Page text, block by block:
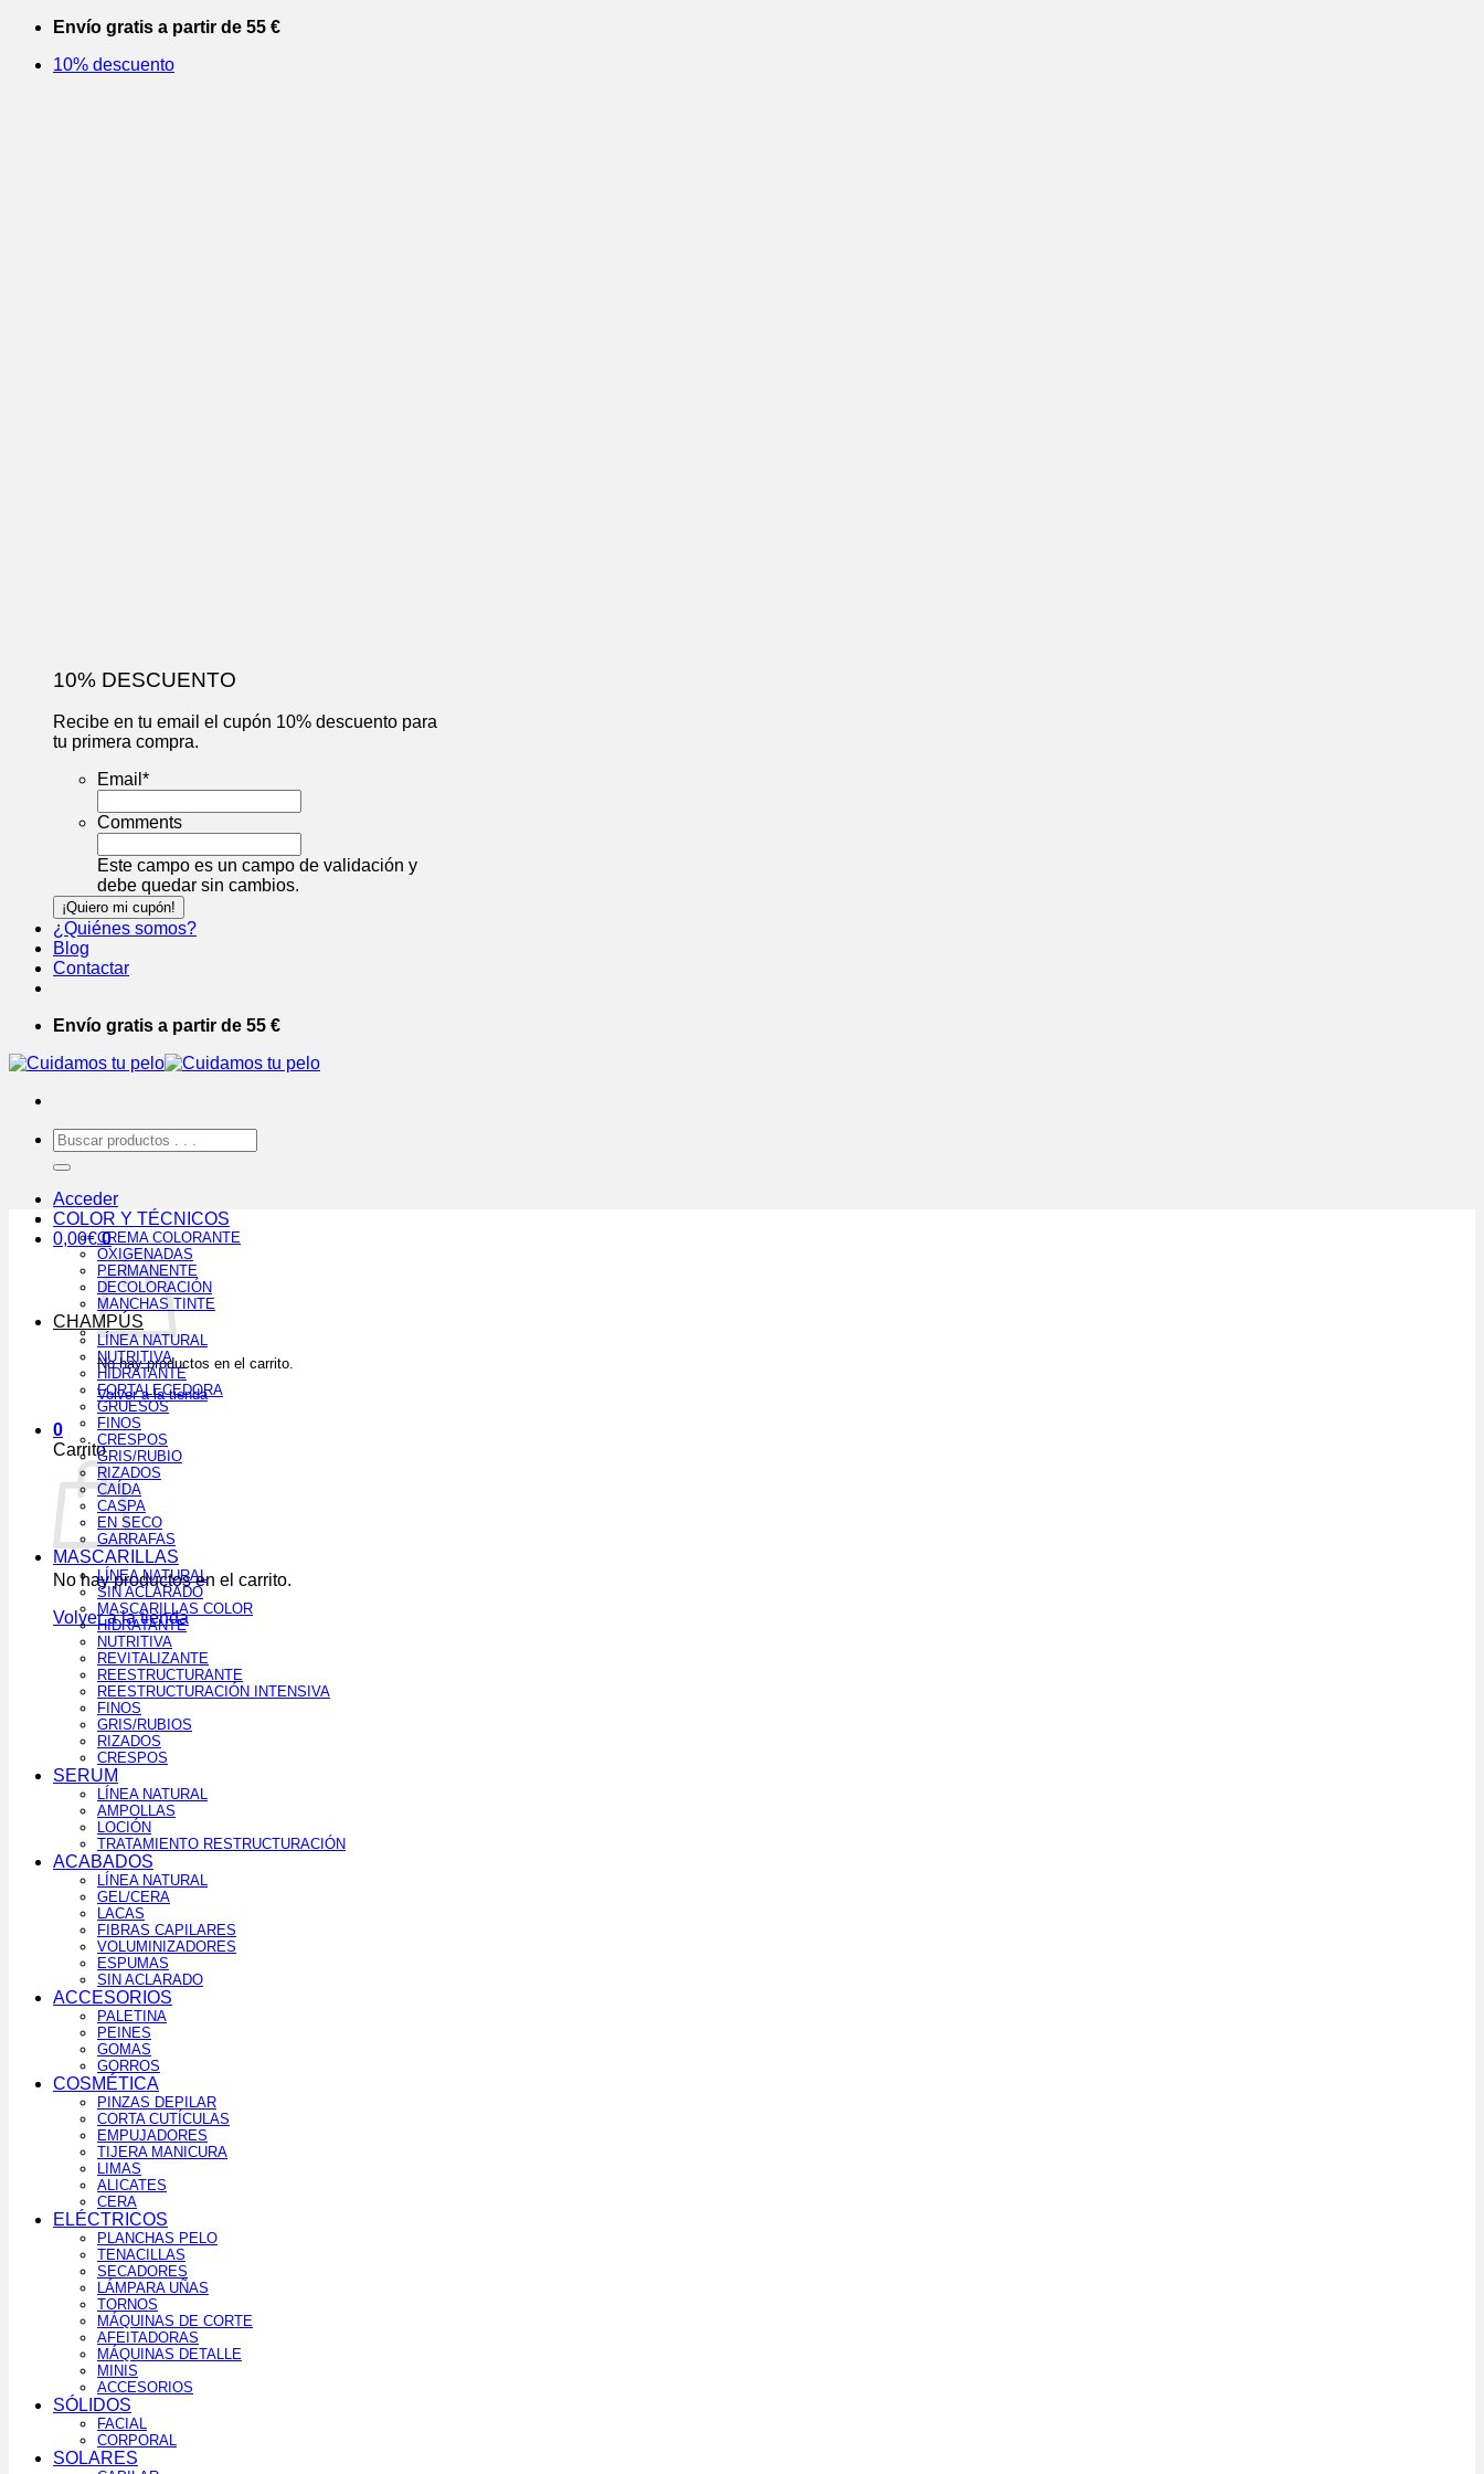
Saltar
contenido
Envío gratis a partir de 55 €
10% descuento
10% DESCUENTO
Recibe en tu email el cupón 10% descuento para
tu primera compra.
Email *
Comments
Este campo es un campo de validación y
debe quedar sin cambios.
¿Quiénes somos?
Blog
Contactar
Envío gratis a partir de 55 €
Buscar
por:
Acceder
0,00€ 0
No hay productos en el carrito.
Volver a la tienda
0
Carrito
No hay productos en el carrito.
Volver a la tienda
COLOR Y TÉCNICOS
CREMA COLORANTE
OXIGENADAS
PERMANENTE
DECOLORACIÓN
MANCHAS TINTE
CHAMPÚS
LÍNEA NATURAL
NUTRITIVA
HIDRATANTE
FORTALECEDORA
GRUESOS
FINOS
CRESPOS
GRIS/RUBIO
RIZADOS
CAÍDA
CASPA
EN SECO
GARRAFAS
MASCARILLAS
LÍNEA NATURAL
SIN ACLARADO
MASCARILLAS COLOR
HIDRATANTE
NUTRITIVA
REVITALIZANTE
REESTRUCTURANTE
REESTRUCTURACIÓN INTENSIVA
FINOS
GRIS/RUBIOS
RIZADOS
CRESPOS
SERUM
LÍNEA NATURAL
AMPOLLAS
LOCIÓN
TRATAMIENTO RESTRUCTURACIÓN
ACABADOS
LÍNEA NATURAL
GEL/CERA
LACAS
FIBRAS CAPILARES
VOLUMINIZADORES
ESPUMAS
SIN ACLARADO
ACCESORIOS
PALETINA
PEINES
GOMAS
GORROS
COSMÉTICA
PINZAS DEPILAR
CORTA CUTÍCULAS
EMPUJADORES
TIJERA MANICURA
LIMAS
ALICATES
CERA
ELÉCTRICOS
PLANCHAS PELO
TENACILLAS
SECADORES
LÁMPARA UÑAS
TORNOS
MÁQUINAS DE CORTE
AFEITADORAS
MÁQUINAS DETALLE
MINIS
ACCESORIOS
SÓLIDOS
FACIAL
CORPORAL
SOLARES